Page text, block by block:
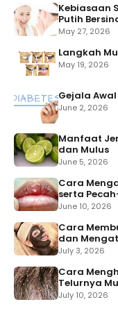
Kebiasaan
Putih
May 27, 2026
Langkah
May 19, 2026
Gejala
June 2, 2026
Manfaat
dan Mulus
June 5, 2026
Cara
serta
June 10, 2026
Cara
dan
July 3, 2026
Cara
Telurnya
July 10, 2026